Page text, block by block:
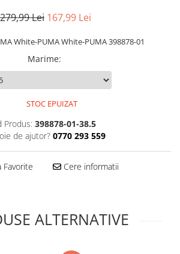
279,99 Lei 167,99 Lei
White-PUMA White-PUMA 398878-01
Marime:
STOC EPUIZAT
Produs: 398878-01-38.5
de ajutor? 0770 293 559
Favorite Cere informatii
ALTERNATIVE